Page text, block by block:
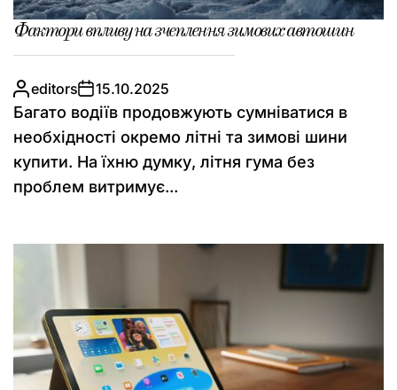
Фактори впливу на зчеплення зимових автошин
editors 15.10.2025
Багато водіїв продовжують сумніватися в
необхідності окремо літні та зимові шини
купити. На їхню думку, літня гума без
проблем витримує...